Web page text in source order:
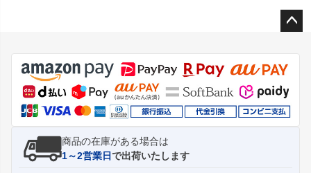
ジト
ップ
へ
商品の在庫がある場合は
1～2営業日で出荷いたします